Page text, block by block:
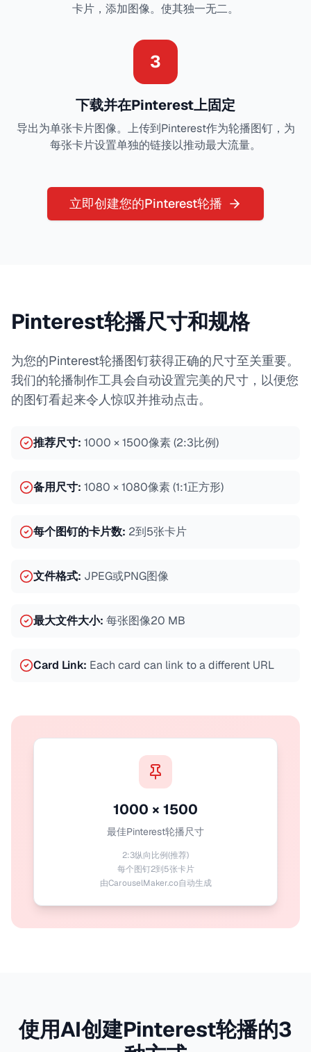
卡片，添加图像。使其独一无二。
3
下载并在Pinterest上固定
导出为单张卡片图像。上传到Pinterest作为轮播图钉，为
每张卡片设置单独的链接以推动最大流量。
立即创建您的Pinterest轮播
Pinterest轮播尺寸和规格
为您的Pinterest轮播图钉获得正确的尺寸至关重要。
我们的轮播制作工具会自动设置完美的尺寸，以便您
的图钉看起来令人惊叹并推动点击。
推荐尺寸: 1000 × 1500像素 (2:3比例)
备用尺寸: 1080 × 1080像素 (1:1正方形)
每个图钉的卡片数: 2到5张卡片
文件格式: JPEG或PNG图像
最大文件大小: 每张图像20 MB
Card Link: Each card can link to a different URL
1000 × 1500
最佳Pinterest轮播尺寸
2:3纵向比例(推荐)
每个图钉2到5张卡片
由CarouselMaker.co自动生成
使用AI创建Pinterest轮播的3